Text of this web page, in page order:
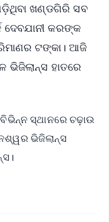
ଖଣ୍ଡଗିରି ସବ
କରଙ୍କ
ଟଙ୍କା। ଆଜି
ଭିଜିଲାନ୍ସ ହାତରେ
ସ୍ଥାନରେ ଚଢ଼ାଉ
ଭିଜିଲାନ୍ସ